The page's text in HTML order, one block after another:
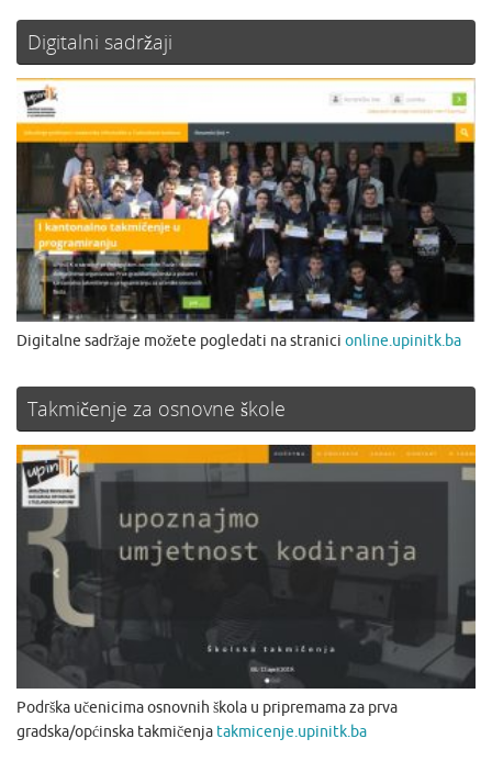
Digitalni sadržaji
Digitalne sadržaje možete pogledati na stranici online.upinitk.ba
Takmičenje za osnovne škole
Podrška učenicima osnovnih škola u pripremama za prva
gradska/općinska takmičenja takmicenje.upinitk.ba